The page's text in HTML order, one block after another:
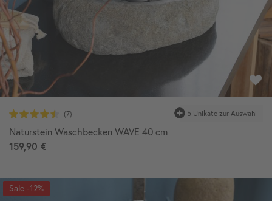
5 Unikate zur Auswahl
Naturstein Waschbecken WAVE 40 cm
159,90 €
-12%